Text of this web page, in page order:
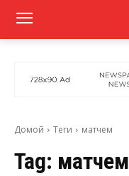
Домой Теги матчем
Tag: матчем